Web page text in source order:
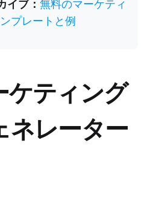
イブ： 無料のマーケティ
プレートと例
ケティング
ネレーター